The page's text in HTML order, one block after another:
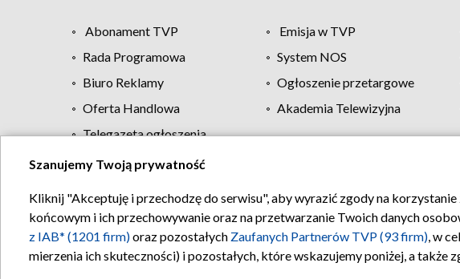
Abonament TVP Emisja w TVP
Rada Programowa
System NOS
Biuro Reklamy
Ogłoszenie przetargowe
Oferta Handlowa
Akademia Telewizyjna
Telegazeta ogłoszenia
Regulamin TVP Polityka
Szanujemy Twoją prywatność
Kliknij "Akceptuję i przechodzę do serwisu", aby wyrazić zgody na
końcowym i ich przechowywanie oraz na przetwarzanie Twoich danych
z IAB* (1201 firm)oraz pozostałych Zaufanych Partnerów TVP (93 firm), w
mierzenia ich skuteczności) i pozostałych, które wskazujemy poniżej, a